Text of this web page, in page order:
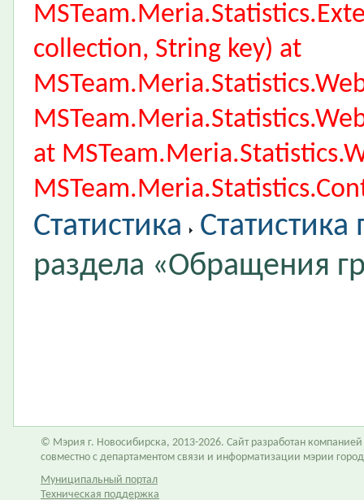
collection, String key) at
at
Статистика
раздела «Обращения
© Мэрия г. Новосибирска, 2013-2026. Сайт разработан компанией
совместно с департаментом связи и информатизации мэрии
Муниципальный портал
Техническая поддержка